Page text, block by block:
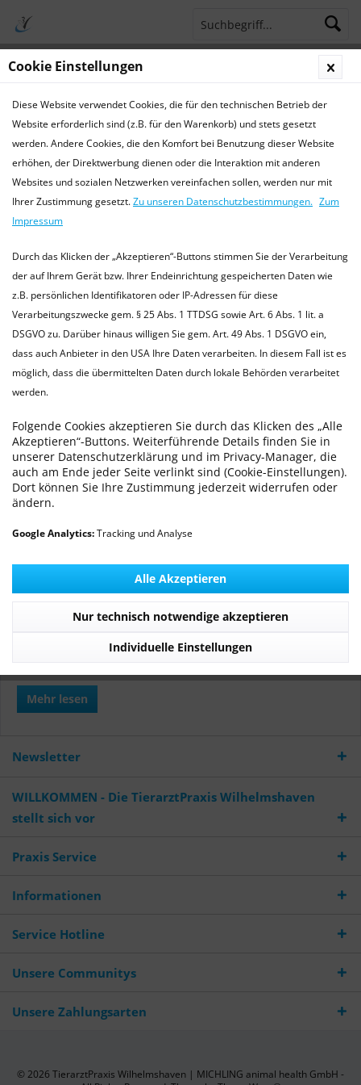
Terminsprechstunde Service Hotline 04421 773770
Blog - News
Blog - News
Tiermedizin Besuchen Sie uns doch auch auf Facebook -
immer auf dem laufenden sein...mehr erfahren »
Filtern
Von: Dr. med. vet. Ralf Michling 24.06.14 00:00 0 Kommentare
GeBARFte Hunde und Katzen brauchen ein gutes
Monitoring.
Hunde- und Katzenbesitzer suchen immer häufiger eine
Alternative zum Fertigfutter und so werden auch deutlich
Raw Food) und Kochen konfrontiert. Eine der wichtigsten
Fragen ist, ob die selbstzubereitete Ration auch wirklich alle
Mehr lesen
Newsletter
WILLKOMMEN - Die TierarztPraxis Wilhelmshaven
stellt sich vor
Praxis Service
Informationen
Service Hotline
Unsere Communitys
Unsere Zahlungsarten
© 2026 TierarztPraxis Wilhelmshaven | MICHLING animal health GmbH -
Cookie Einstellungen
Diese Website verwendet Cookies, die für den technischen Betrieb der
Website erforderlich sind (z.B. für den Warenkorb) und stets gesetzt
werden. Andere Cookies, die den Komfort bei Benutzung dieser Website
erhöhen, der Direktwerbung dienen oder die Interaktion mit anderen
Websites und sozialen Netzwerken vereinfachen sollen, werden nur mit
Ihrer Zustimmung gesetzt.Zu unseren Datenschutzbestimmungen. Zum
Impressum
Durch das Klicken der „Akzeptieren“-Buttons stimmen Sie der Verarbeitung
der auf Ihrem Gerät bzw. Ihrer Endeinrichtung gespeicherten Daten wie
z.B. persönlichen Identifikatoren oder IP-Adressen für diese
Verarbeitungszwecke gem. § 25 Abs. 1 TTDSG sowie Art. 6 Abs. 1 lit. a
DSGVO zu. Darüber hinaus willigen Sie gem. Art. 49 Abs. 1 DSGVO ein,
dass auch Anbieter in den USA Ihre Daten verarbeiten. In diesem Fall ist es
möglich, dass die übermittelten Daten durch lokale Behörden verarbeitet
werden.
Folgende Cookies akzeptieren Sie durch das Klicken des „Alle
Akzeptieren“-Buttons. Weiterführende Details finden Sie in
unserer Datenschutzerklärung und im Privacy-Manager, die
auch am Ende jeder Seite verlinkt sind (Cookie-Einstellungen).
Dort können Sie Ihre Zustimmung jederzeit widerrufen oder
ändern.
Google Analytics:Tracking und Analyse
Individuelle Einstellungen
Nur technisch notwendige akzeptieren
Alle Akzeptieren